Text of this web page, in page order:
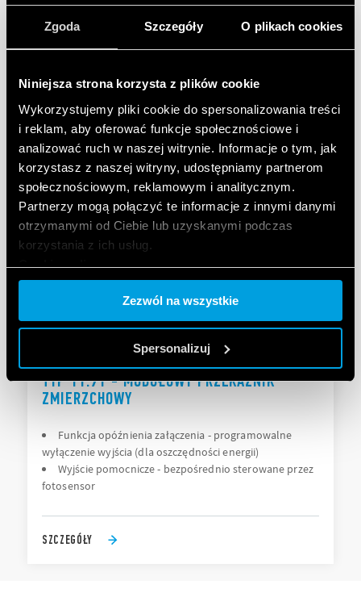
Zgoda Szczegóły O plikach cookies
Niniejsza strona korzysta z plików cookie
Wykorzystujemy pliki cookie do spersonalizowania treści
i reklam, aby oferować funkcje społecznościowe i
analizować ruch w naszej witrynie. Informacje o tym, jak
korzystasz z naszej witryny, udostępniamy partnerom
społecznościowym, reklamowym i analitycznym.
Partnerzy mogą połączyć te informacje z innymi danymi
otrzymanymi od Ciebie lub uzyskanymi podczas
korzystania z ich usług.
Cookie policy.
Zezwól na wszystkie
Spersonalizuj
TYP 11.42 - MODUŁOWY PRZEKAŹNIK
SELV bezpieczna separacja pomiędzy zestykiem a
obwodem zasilającym
Podwójna izolacja pomiędzy zasilaniem a czujnikiem
SZCZEGÓŁY
TYP 11.91 - MODUŁOWY PRZEKAŹNIK
ZMIERZCHOWY
Funkcja opóźnienia załączenia - programowalne
wyłączenie wyjścia (dla oszczędności energii)
Wyjście pomocnicze - bezpośrednio sterowane przez
fotosensor
SZCZEGÓŁY